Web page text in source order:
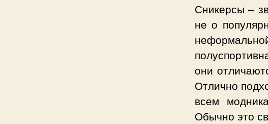
Сникерсы –
не о
они
Отлично
всем
Обычно это